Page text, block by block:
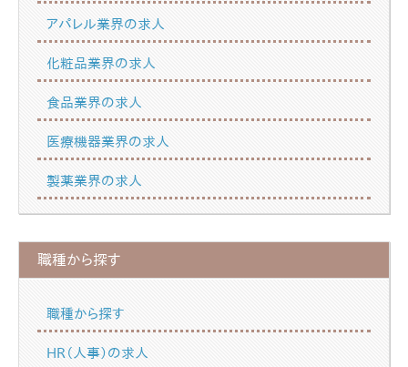
アパレル業界の求人
化粧品業界の求人
食品業界の求人
医療機器業界の求人
製薬業界の求人
職種から探す
職種から探す
HR（人事）の求人